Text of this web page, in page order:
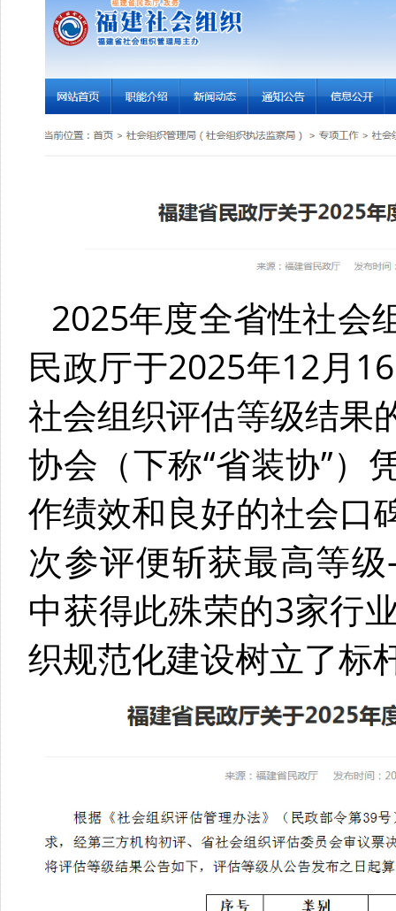
2025年度全省性社会
民政厅于2025年12月
社会组织评估等级结果
协会（下称“省装协”）
作绩效和良好的社会口
次参评便斩获最高等
中获得此殊荣的3家行
织规范化建设树立了标